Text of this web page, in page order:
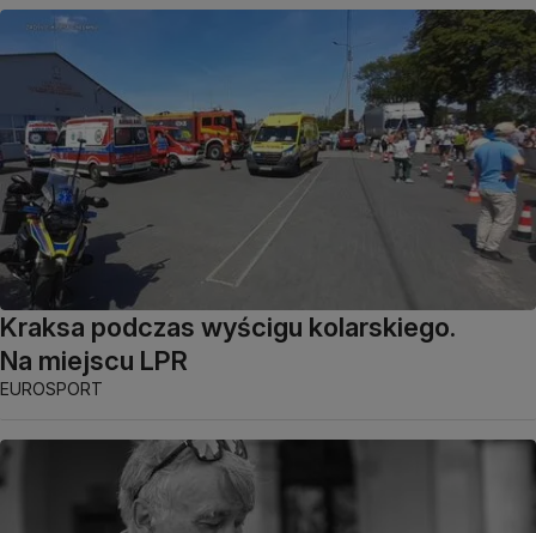
Kraksa podczas wyścigu kolarskiego.
Na miejscu LPR
EUROSPORT